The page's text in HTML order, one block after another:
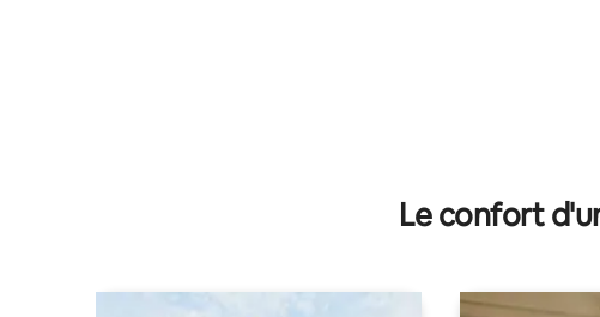
Le confort